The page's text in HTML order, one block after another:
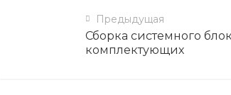
Предыдущая
Сборка системного
комплектующих